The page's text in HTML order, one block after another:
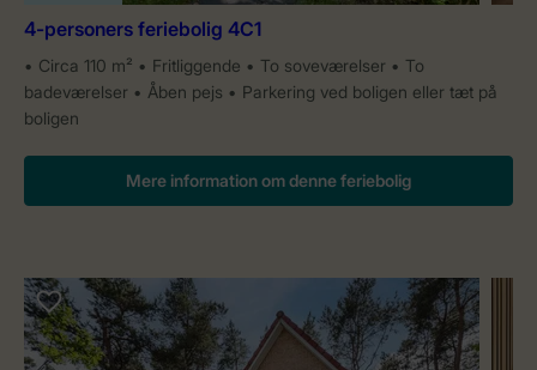
4-personers feriebolig 4C1
Circa 110 m² Fritliggende To soveværelser
To
badeværelser
Åben pejs
Parkering ved boligen eller tæt på
boligen
Mere information om denne feriebolig